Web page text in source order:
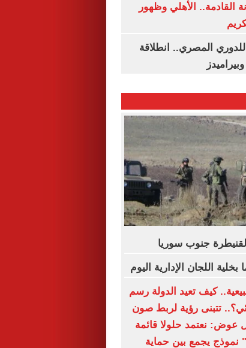
القادمة.. الأهلي وظهور
للدوري المصري.. انطلاقة
جنوب سوريا
كيف تعيد الدولة رسم
تتبنى رؤية لربط صون
عوض: نعتمد حلولا قائمة
نموذج يجمع بين حماية